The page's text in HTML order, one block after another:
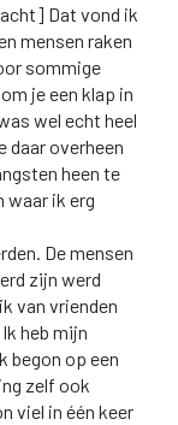
Dat vond ik
mensen raken
sommige
je een klap in
wel echt heel
daar overheen
heen te
waar ik erg
De mensen
zijn werd
van vrienden
heb mijn
begon op een
zelf ook
viel in één keer